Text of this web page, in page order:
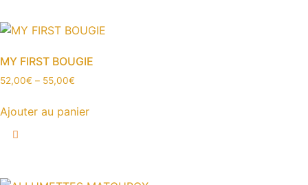
du
plusieurs
variations.
Les
options
peuvent
choisies
sur
MY FIRST BOUGIE
52,00€ – 55,00€
Ajouter au panier
Ce
plusieurs